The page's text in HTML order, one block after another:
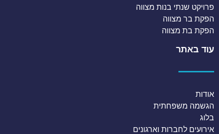
פרויקט שנתי בנות מצווה
הפקת בר מצווה
הפקת בת מצווה
עוד באתר
אודות
הגשמה משפחתית
בלוג
אירועים לחברות וארגונים